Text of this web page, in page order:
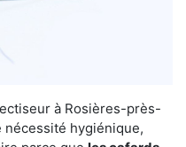
à Rosières-près-
nécessité hygiénique,